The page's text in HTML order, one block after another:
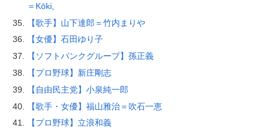
＝Kōki,
【歌手】山下達郎＝竹内まりや
【女優】石田ゆり子
【ソフトバンクグループ】孫正義
【プロ野球】新庄剛志
【自由民主党】小泉純一郎
【歌手・女優】福山雅治＝吹石一恵
【プロ野球】立浪和義